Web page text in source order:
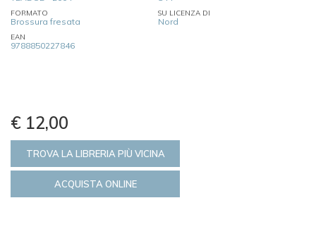
FORMATO
Brossura fresata
SU LICENZA DI
Nord
EAN
9788850227846
€ 12,00
TROVA LA LIBRERIA PIÙ VICINA
ACQUISTA ONLINE